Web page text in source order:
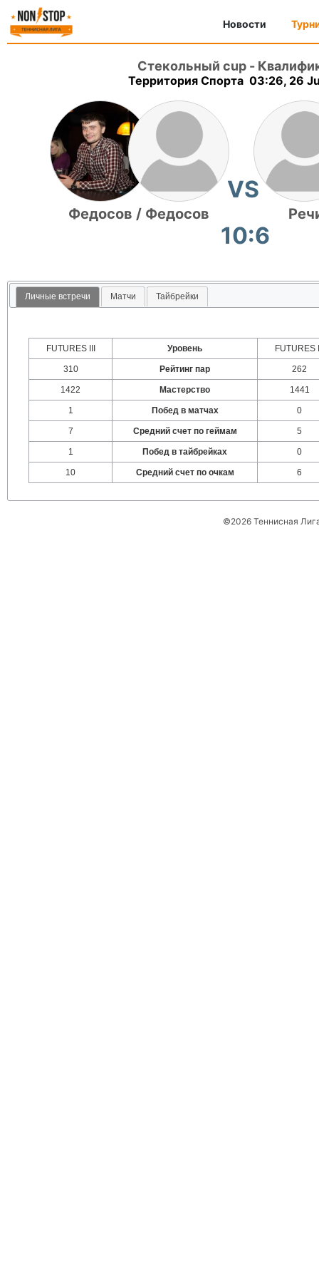
Новости
Стекольный cup -
Территория Спорта 03:26, 26
Федосов / Федосов
VS
10:6
Личные встречи Матчи Тайбрейки
FUTURES III Уровень FUTURES
310 Рейтинг пар 262
1422 Мастерство 1441
1 Побед в матчах 0
7 Средний счет по геймам 5
1 Побед в тайбрейках 0
10 Средний счет по очкам 6
©2026 Теннисная